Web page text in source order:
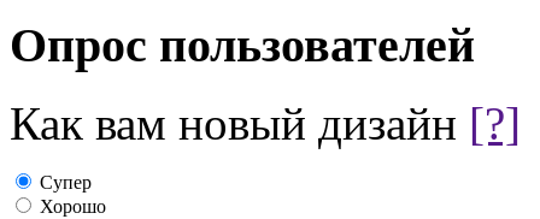
Опрос пользователей
Как вам новый дизайн [?]
Супер
Хорошо